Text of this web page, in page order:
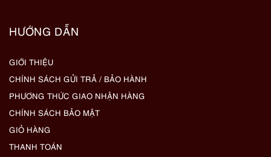
HƯỚNG DẪN
GIỚI THIỆU
CHÍNH SÁCH GỬI TRẢ / BẢO HÀNH
PHƯƠNG THỨC GIAO NHẬN HÀNG
CHÍNH SÁCH BẢO MẬT
GIỎ HÀNG
THANH TOÁN